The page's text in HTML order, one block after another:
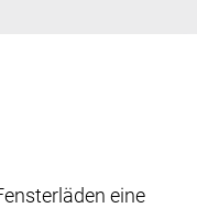
eine